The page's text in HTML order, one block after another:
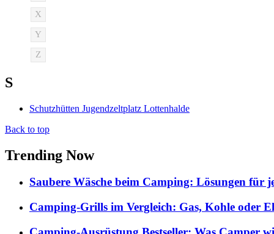
X
Y
Z
S
Schutzhütten Jugendzeltplatz Lottenhalde
Back to top
Trending Now
Saubere Wäsche beim Camping: Lösungen für
Camping-Grills im Vergleich: Gas, Kohle oder